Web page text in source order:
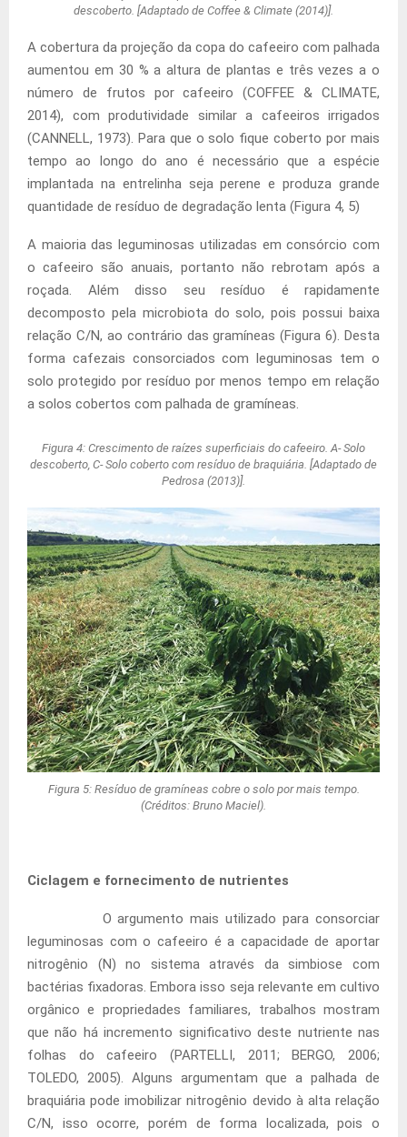
descoberto. [Adaptado de Coffee & Climate (2014)].
A cobertura da projeção da copa do cafeeiro com palhada
aumentou em 30 % a altura de plantas e três vezes a o
número de frutos por cafeeiro (COFFEE & CLIMATE,
2014), com produtividade similar a cafeeiros irrigados
(CANNELL, 1973). Para que o solo fique coberto por mais
tempo ao longo do ano é necessário que a espécie
implantada na entrelinha seja perene e produza grande
quantidade de resíduo de degradação lenta (Figura 4, 5)
A maioria das leguminosas utilizadas em consórcio com
o cafeeiro são anuais, portanto não rebrotam após a
roçada. Além disso seu resíduo é rapidamente
decomposto pela microbiota do solo, pois possui baixa
relação C/N, ao contrário das gramíneas (Figura 6). Desta
forma cafezais consorciados com leguminosas tem o
solo protegido por resíduo por menos tempo em relação
a solos cobertos com palhada de gramíneas.
Figura 4: Crescimento de raízes superficiais do cafeeiro. A- Solo
descoberto, C- Solo coberto com resíduo de braquiária. [Adaptado de
Pedrosa (2013)].
Figura 5: Resíduo de gramíneas cobre o solo por mais tempo.
(Créditos: Bruno Maciel).
Ciclagem e fornecimento de nutrientes
O argumento mais utilizado para consorciar
leguminosas com o cafeeiro é a capacidade de aportar
nitrogênio (N) no sistema através da simbiose com
bactérias fixadoras. Embora isso seja relevante em cultivo
orgânico e propriedades familiares, trabalhos mostram
que não há incremento significativo deste nutriente nas
folhas do cafeeiro (PARTELLI, 2011; BERGO, 2006;
TOLEDO, 2005). Alguns argumentam que a palhada de
braquiária pode imobilizar nitrogênio devido à alta relação
C/N, isso ocorre, porém de forma localizada, pois o